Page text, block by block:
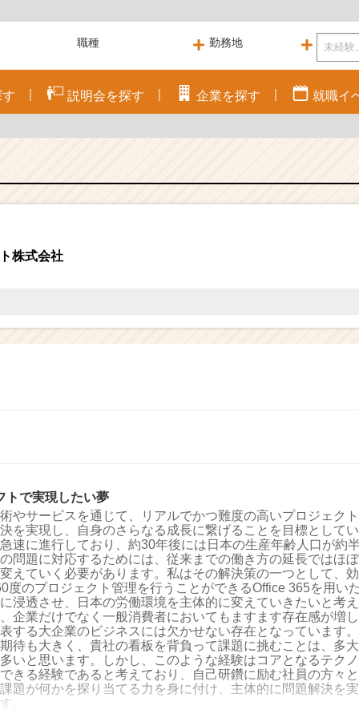
説明会を探す 企業を探す 就職イ
株式会社
トで実現したい夢
やサービスを通じて、リアルでかつ難度の高いプロジェク
を実現し、自身のさらなる成長に繋げることを目標として
速に進行しており、約30年後には日本の生産年齢人口が約
問題に対応するためには、従来までの働き方の延長ではほ
えていく必要があります。私はその解決策の一つとして、
度のプロジェクト管理を行うことができるOffice 365を用い
浸透させ、日本の労働環境を主体的に変えていきたいと考
企業だけでなく一般消費者においてもますます存在感が増
する大企業のビジネスには欠かせない存在となっています
待も大きく、貴社の看板を背負って課題に挑むことは、多
いと思います。しかし、このような経験はコアとなるテク
きる経験であると考えており、自己研鑽に励む社員の方々
題が何かを探り当てる力を身に付け、主体的に問題解決を
。